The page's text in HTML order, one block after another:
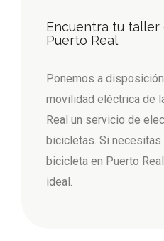
Encuentra tu taller
Puerto Real
Ponemos a
movilidad eléctrica de
Real un servicio de
bicicletas. Si necesitas
bicicleta en Puerto
ideal.